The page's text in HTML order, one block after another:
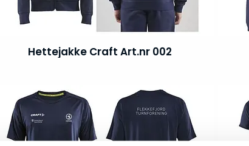
Hettejakke Craft Art.nr 002